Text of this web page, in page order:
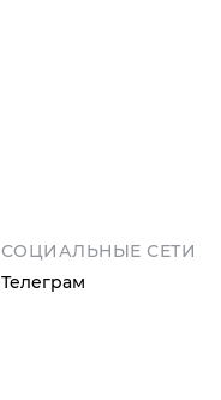
СОЦИАЛЬНЫЕ СЕТИ
Телеграм